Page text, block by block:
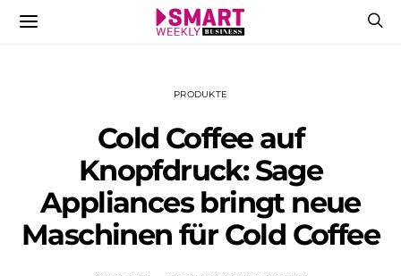
PRODUKTE
Cold Coffee auf
Knopfdruck: Sage
Appliances bringt neue
Maschinen für Cold Coffee